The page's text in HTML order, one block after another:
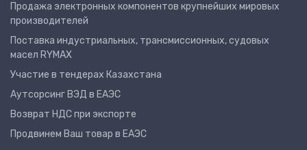
Продажа электронных компонентов крупнейших мировых
производителей
Поставка индустриальных, трансмиссионных, судовых
масел RYMAX
Участие в тендерах Казахстана
Аутсорсинг ВЭД в ЕАЭС
Возврат НДС при экспорте
Продвинем Ваш товар в ЕАЭС